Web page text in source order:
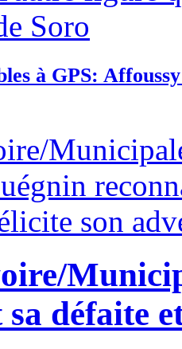
à GPS:
défaite